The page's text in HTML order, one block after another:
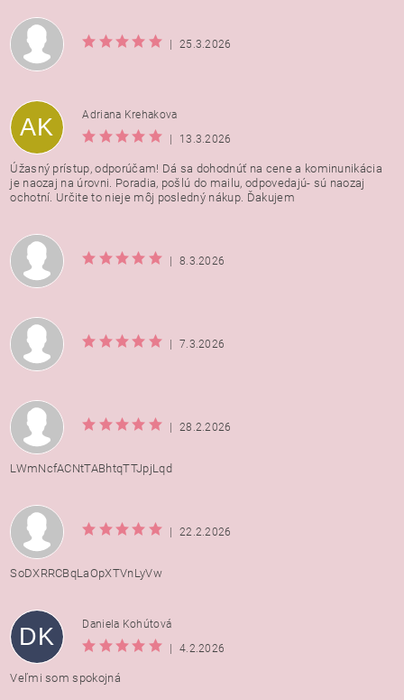
| 25.3.2026
AK
Adriana Krehakova
|
13.3.2026
Úžasný prístup, odporúčam! Dá sa dohodnúť na cene a kominunikácia
je naozaj na úrovni. Poradia, pošlú do mailu, odpovedajú- sú naozaj
ochotní. Určite to nieje môj posledný nákup. Ďakujem
| 8.3.2026
| 7.3.2026
| 28.2.2026
LWmNcfACNtTABhtqTTJpjLqd
| 22.2.2026
SoDXRRCBqLaOpXTVnLyVw
DK
Daniela Kohútová
|
4.2.2026
Veľmi som spokojná